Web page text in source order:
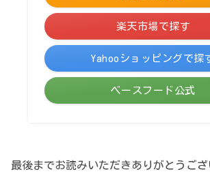
楽天市場で探す
Yahooショッピングで探
ベースフード公式
最後までお読みいただきありがとうご